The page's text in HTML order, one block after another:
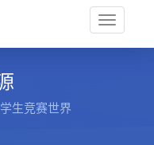
Toggle
生竞赛世界